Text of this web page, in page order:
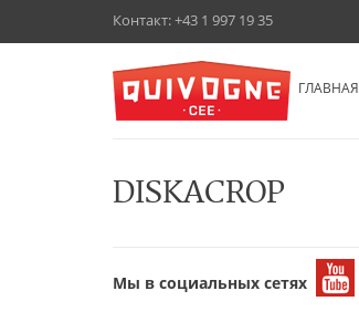
Контакт:+43 1 997 19 35
ГЛАВНАЯ
DISKACROP
Мы в социальных сетях